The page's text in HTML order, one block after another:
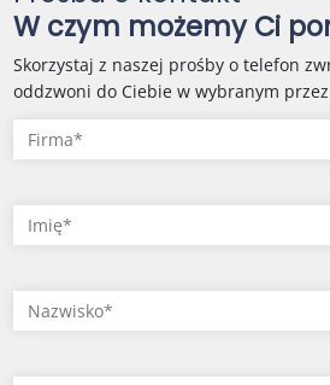
W czym możemy Ci
Skorzystaj z naszej prośby o telefon
oddzwoni do Ciebie w wybranym